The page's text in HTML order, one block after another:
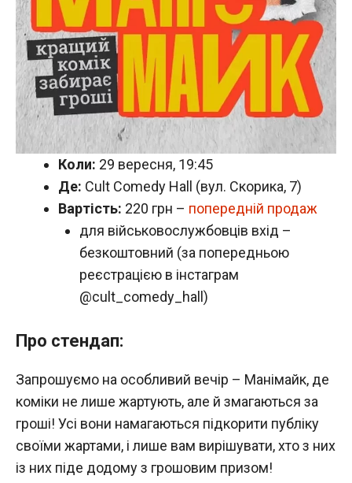
Коли: 29 вересня, 19:45
Де: Cult Comedy Hall (вул. Скорика, 7)
Вартість: 220 грн – попередній продаж
для військовослужбовців вхід –
безкоштовний (за попередньою
реєстрацією в інстаграм
@cult_comedy_hall)
Про стендап:
Запрошуємо на особливий вечір – Манімайк, де
коміки не лише жартують, але й змагаються за
гроші! Усі вони намагаються підкорити публіку
своїми жартами, і лише вам вирішувати, хто з них
із них піде додому з грошовим призом!